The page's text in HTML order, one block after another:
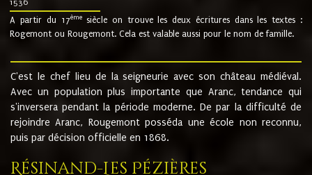
1536
A partir du 17ème siècle on trouve les deux écritures dans les textes :
Rogemont ou Rougemont. Cela est valable aussi pour le nom de famille.
C'est le chef lieu de la seigneurie avec son château médiéval.
Avec un population plus importante que Aranc, tendance qui
s'inversera pendant la période moderne. De par la difficulté de
rejoindre Aranc, Rougemont posséda une école non reconnu,
puis par décision officielle en 1868.
Résinand-Les Pézières